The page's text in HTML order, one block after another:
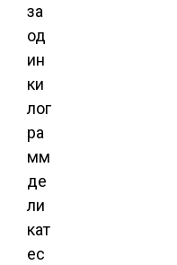
за
од
ин
ки
лог
ра
мм
де
ли
кат
ес